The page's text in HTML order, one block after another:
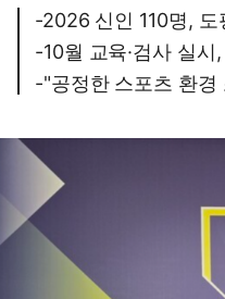
-2026 신인 110명, 도
-10월 교육·검사 실시
-"공정한 스포츠 환경